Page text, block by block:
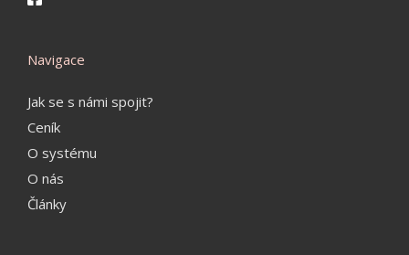
Navigace
Jak se s námi spojit?
Ceník
O systému
O nás
Články